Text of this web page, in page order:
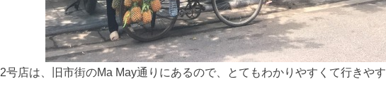
2号店は、旧市街のMa May通りにあるので、とてもわかりやすくて行きやす